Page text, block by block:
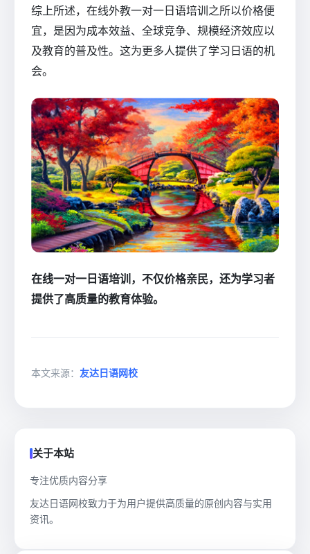
综上所述，在线外教一对一日语培训之所以价格便
宜，是因为成本效益、全球竞争、规模经济效应以
及教育的普及性。这为更多人提供了学习日语的机
会。
在线一对一日语培训，不仅价格亲民，还为学习者
提供了高质量的教育体验。
本文来源： 友达日语网校
关于本站
专注优质内容分享
友达日语网校致力于为用户提供高质量的原创内容与实用
资讯。